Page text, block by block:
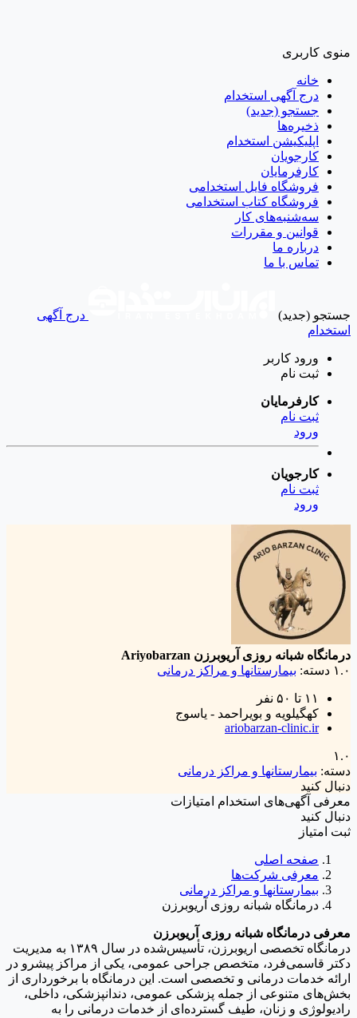
منوی کاربری
خانه
درج آگهی استخدام
جستجو (جدید)
ذخیره‌ها
اپلیکیشن استخدام
کارجویان
کارفرمایان
فروشگاه فایل استخدامی
فروشگاه کتاب استخدامی
سه‌شنبه‌های کار
قوانین و مقررات
درباره ما
تماس با ما
جستجو (جدید)
درج آگهی
استخدام
ورود کاربر
ثبت نام
کارفرمایان
ثبت نام
ورود
کارجویان
ثبت نام
ورود
درمانگاه شبانه روزی آریوبرزن Ariyobarzan
۱.۰ دسته: بیمارستانها و مراکز درمانی
۱۱ تا ۵۰ نفر
کهگیلویه و بویراحمد - یاسوج
ariobarzan-clinic.ir
۱.۰
دسته: بیمارستانها و مراکز درمانی
دنبال کنید
معرفی آگهی‌های استخدام امتیازات
دنبال کنید
ثبت امتیاز
صفحه اصلی
معرفی شرکت‌ها
بیمارستانها و مراکز درمانی
درمانگاه شبانه روزی آریوبرزن
معرفی درمانگاه شبانه روزی آریوبرزن
درمانگاه تخصصی اریوبرزن، تأسیس‌شده در سال ۱۳۸۹ به مدیریت
دکتر قاسمی‌فرد، متخصص جراحی عمومی، یکی از مراکز پیشرو در
ارائه خدمات درمانی و تخصصی است. این درمانگاه با برخورداری از
بخش‌های متنوعی از جمله پزشکی عمومی، دندانپزشکی، داخلی،
رادیولوژی و زنان، طیف گسترده‌ای از خدمات درمانی را به